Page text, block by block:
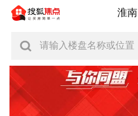
淮南
请输入楼盘名称或位置